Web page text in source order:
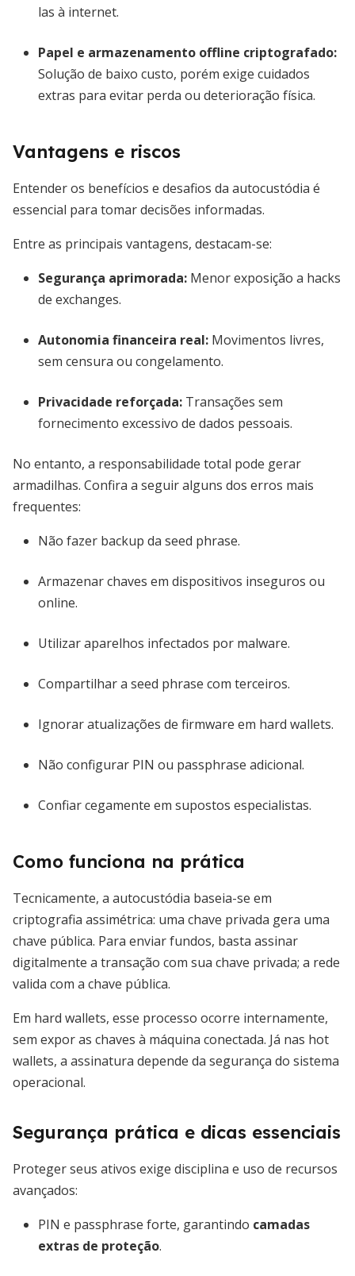
las à internet.
Papel e armazenamento offline criptografado:
Solução de baixo custo, porém exige cuidados
extras para evitar perda ou deterioração física.
Vantagens e riscos
Entender os benefícios e desafios da autocustódia é
essencial para tomar decisões informadas.
Entre as principais vantagens, destacam-se:
Segurança aprimorada: Menor exposição a hacks
de exchanges.
Autonomia financeira real: Movimentos livres,
sem censura ou congelamento.
Privacidade reforçada: Transações sem
fornecimento excessivo de dados pessoais.
No entanto, a responsabilidade total pode gerar
armadilhas. Confira a seguir alguns dos erros mais
frequentes:
Não fazer backup da seed phrase.
Armazenar chaves em dispositivos inseguros ou
online.
Utilizar aparelhos infectados por malware.
Compartilhar a seed phrase com terceiros.
Ignorar atualizações de firmware em hard wallets.
Não configurar PIN ou passphrase adicional.
Confiar cegamente em supostos especialistas.
Como funciona na prática
Tecnicamente, a autocustódia baseia-se em
criptografia assimétrica: uma chave privada gera uma
chave pública. Para enviar fundos, basta assinar
digitalmente a transação com sua chave privada; a rede
valida com a chave pública.
Em hard wallets, esse processo ocorre internamente,
sem expor as chaves à máquina conectada. Já nas hot
wallets, a assinatura depende da segurança do sistema
operacional.
Segurança prática e dicas essenciais
Proteger seus ativos exige disciplina e uso de recursos
avançados:
PIN e passphrase forte, garantindo camadas
extras de proteção.